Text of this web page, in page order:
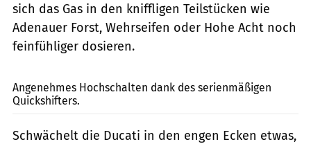
sich das Gas in den kniffligen Teilstücken wie
Adenauer Forst, Wehrseifen oder Hohe Acht noch
feinfühliger dosieren.
Angenehmes Hochschalten dank des serienmäßigen
Quickshifters.
Schwächelt die Ducati in den engen Ecken etwas,